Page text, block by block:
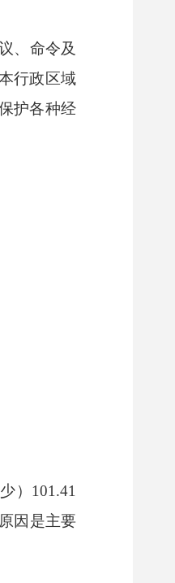
、命令及
行政区域
护各种经
）101.41
因是主要